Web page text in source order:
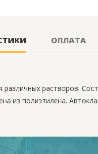
ОПЛАТА
различных растворов.
из полиэтилена.